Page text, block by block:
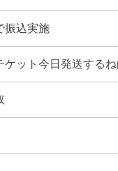
振込実施
ット今日発送する